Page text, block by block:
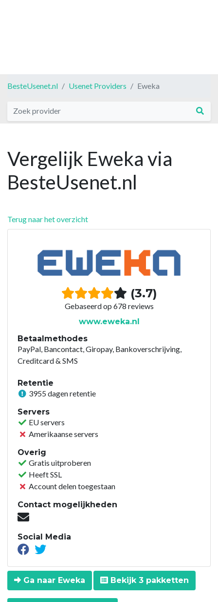
BesteUsenet.nl Usenet Providers Eweka
Vergelijk Eweka via
BesteUsenet.nl
Terug naar het overzicht
(3.7)
Gebaseerd op 678 reviews
www.eweka.nl
Betaalmethodes
PayPal, Bancontact, Giropay, Bankoverschrijving,
Creditcard & SMS
Retentie
3955 dagen retentie
Servers
EU servers
Amerikaanse servers
Overig
Gratis uitproberen
Heeft SSL
Account delen toegestaan
Contact mogelijkheden
Social Media
Ga naar Eweka Bekijk 3 pakketten